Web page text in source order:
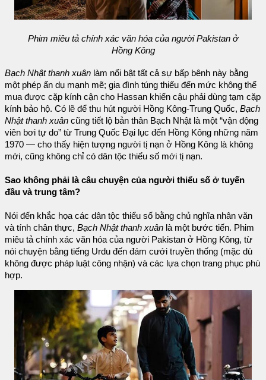
Phim miêu tả chính xác văn hóa của người Pakistan ở
Hồng Kông
Bạch Nhật thanh xuân làm nổi bật tất cả sự bấp bênh này bằng
một phép ẩn dụ mạnh mẽ; gia đình túng thiếu đến mức không thể
mua được cặp kính cận cho Hassan khiến cậu phải dùng tạm cặp
kính bảo hộ. Có lẽ để thu hút người Hồng Kông-Trung Quốc, Bạch
Nhật thanh xuân cũng tiết lộ bản thân Bạch Nhật là một “vận động
viên bơi tự do” từ Trung Quốc Đại lục đến Hồng Kông những năm
1970 — cho thấy hiện tượng người tị nạn ở Hồng Kông là không
mới, cũng không chỉ có dân tộc thiểu số mới tị nạn.
Sao không phải là câu chuyện của người thiểu số ở tuyến
đầu và trung tâm?
Nói đến khắc họa các dân tộc thiểu số bằng chủ nghĩa nhân văn
và tính chân thực, Bạch Nhật thanh xuân là một bước tiến. Phim
miêu tả chính xác văn hóa của người Pakistan ở Hồng Kông, từ
nói chuyện bằng tiếng Urdu đến đám cưới truyền thống (mặc dù
không được pháp luật công nhận) và các lựa chọn trang phục phù
hợp.